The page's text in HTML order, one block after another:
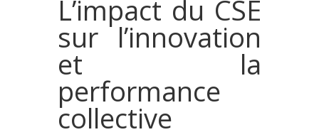
L’impact du CSE
sur l’innovation
et la
performance
collective